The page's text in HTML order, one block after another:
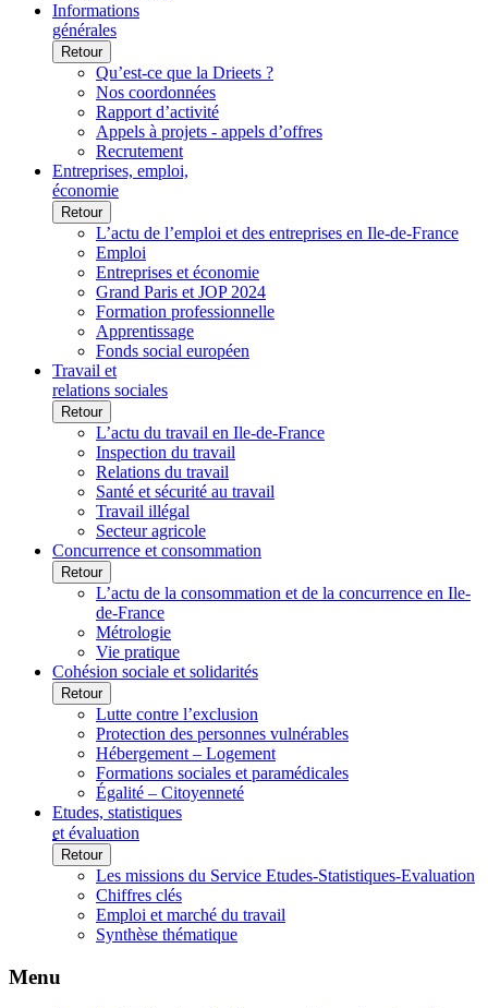
Informations
générales
Retour
Qu’est-ce que la Drieets ?
Nos coordonnées
Rapport d’activité
Appels à projets - appels d’offres
Recrutement
Entreprises, emploi,
économie
Retour
L’actu de l’emploi et des entreprises en Ile-de-France
Emploi
Entreprises et économie
Grand Paris et JOP 2024
Formation professionnelle
Apprentissage
Fonds social européen
Travail et
relations sociales
Retour
L’actu du travail en Ile-de-France
Inspection du travail
Relations du travail
Santé et sécurité au travail
Travail illégal
Secteur agricole
Concurrence et consommation
Retour
L’actu de la consommation et de la concurrence en Ile-
de-France
Métrologie
Vie pratique
Cohésion sociale et solidarités
Retour
Lutte contre l’exclusion
Protection des personnes vulnérables
Hébergement – Logement
Formations sociales et paramédicales
Égalité – Citoyenneté
Etudes, statistiques
et évaluation
Retour
Les missions du Service Etudes-Statistiques-Evaluation
Chiffres clés
Emploi et marché du travail
Synthèse thématique
Menu